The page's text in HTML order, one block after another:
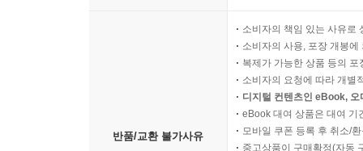
반품/교환 불가사유
소비자의 책임 있는 사유로
소비자의 사용, 포장 개봉
복제가 가능한 상품 등의
소비자의 요청에 따라 개별
디지털 컨텐츠인 eBook,
eBook 대여 상품은 대여 기
모바일 쿠폰 등록 후 취소/
중고상품이 구매확정(자동